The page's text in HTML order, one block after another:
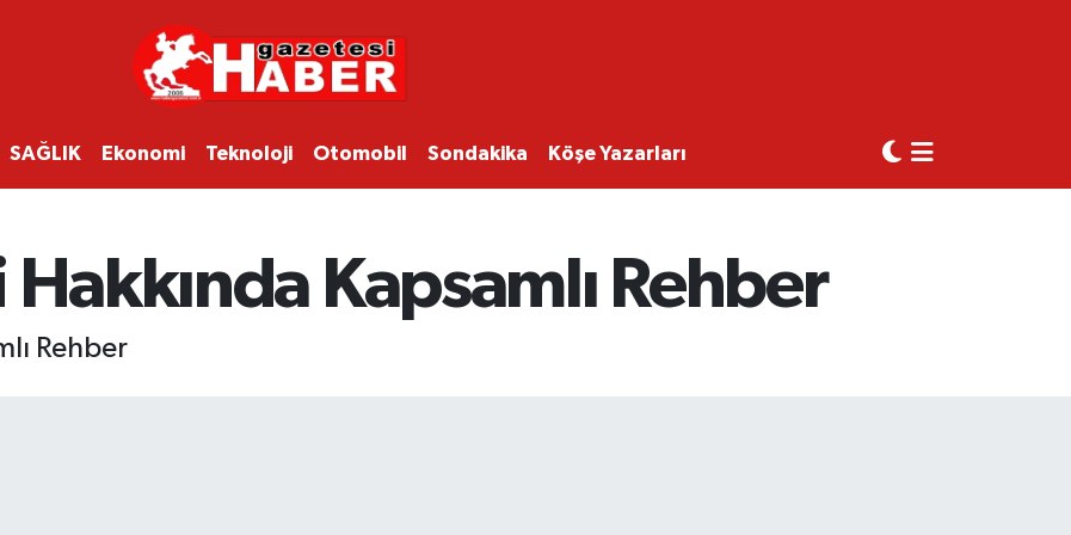
SAĞLIK Ekonomi Teknoloji Otomobil Sondakika Köşe Yazarları
Kapsamlı Rehber
Rehber